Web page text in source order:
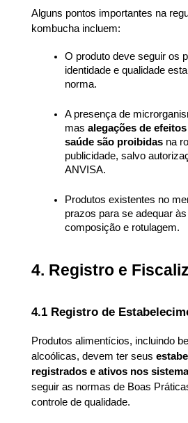
Alguns pontos importantes na
kombucha incluem:
O produto deve seguir os
identidade e qualidade
norma.
A presença de
mas alegações de
saúde são proibidas na
publicidade, salvo
ANVISA.
Produtos existentes no
prazos para se adequar
composição e rotulagem.
4. Registro e
4.1 Registro de
Produtos alimentícios, incluindo
alcoólicas, devem ter seus
registrados e ativos nos
seguir as normas de Boas
controle de qualidade.